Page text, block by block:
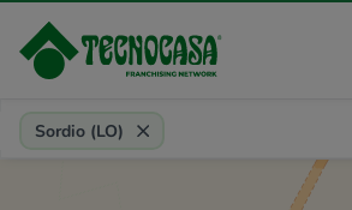
Provincia, comune, zona, riferimento
Sordio (LO)